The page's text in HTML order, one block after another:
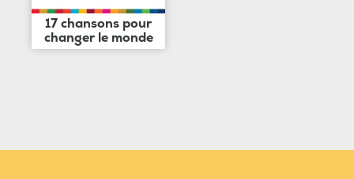
17 chansons pour
changer le monde